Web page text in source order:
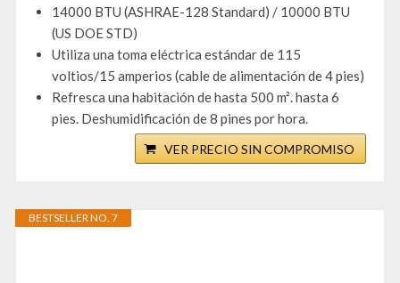
14000 BTU (ASHRAE-128 Standard) / 10000 BTU
(US DOE STD)
Utiliza una toma eléctrica estándar de 115
voltios/15 amperios (cable de alimentación de 4 pies)
Refresca una habitación de hasta 500 m². hasta 6
pies. Deshumidificación de 8 pines por hora.
VER PRECIO SIN COMPROMISO
BESTSELLER NO. 7